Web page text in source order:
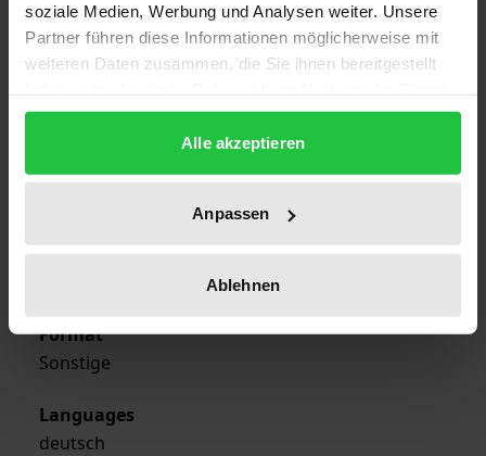
soziale Medien, Werbung und Analysen weiter. Unsere
Partner führen diese Informationen möglicherweise mit
weiteren Daten zusammen, die Sie ihnen bereitgestellt
gesammelt haben.
Alle akzeptieren
Anpassen
Ablehnen
ISBN
978-3-7890-1045-3
Year of Publication
Publisher
Format
Sonstige
Languages
deutsch